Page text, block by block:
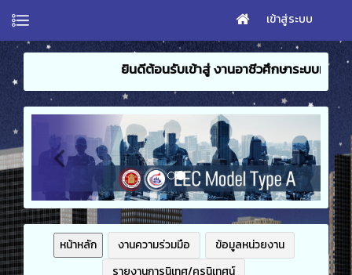
เข้าสู่ระบบ
ยินดีต้อนรับเข้าสู่ งานอาชีวศึกษาระบบทวิภาคี วิทยาลัยเทคนิคชลบุรี
หน้าหลัก งานความร่วมมือ
ข้อมูลหน่วยงาน